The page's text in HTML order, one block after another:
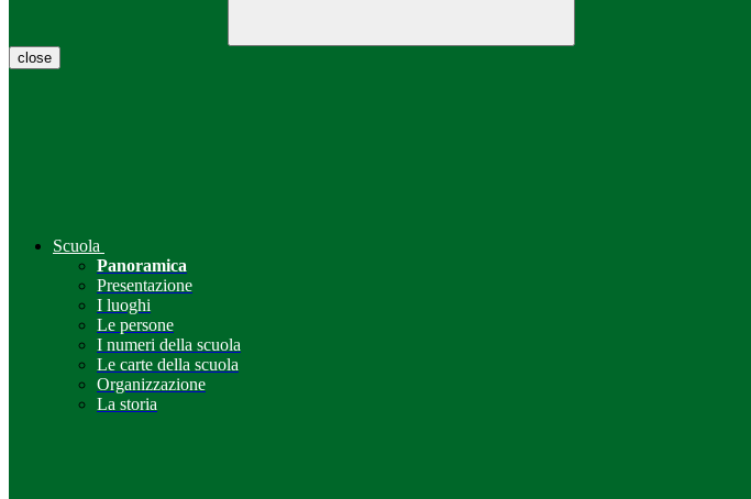
close
Scuola
Panoramica
Presentazione
I luoghi
Le persone
I numeri della scuola
Le carte della scuola
Organizzazione
La storia